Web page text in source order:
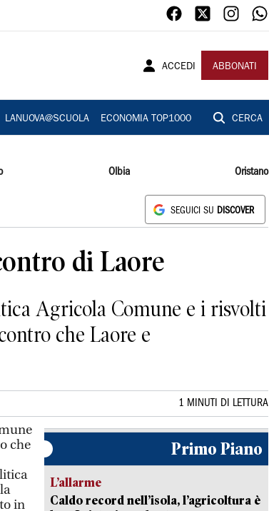
ACCEDI ABBONATI
LANUOVA@SCUOLA ECONOMIA TOP1000 CERCA
Olbia Oristano
SEGUICI SU DISCOVER
di Laore
Agricola Comune e i risvolti
che Laore e
1 MINUTI DI LETTURA
che
in
Primo Piano
L’allarme
Caldo record nell’isola, l’agricoltura è